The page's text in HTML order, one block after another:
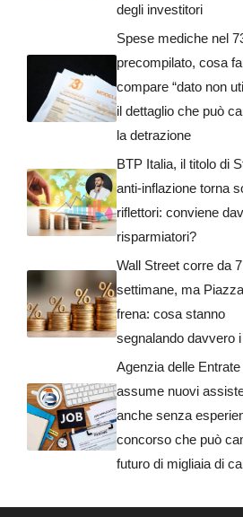
degli investitori
Spese mediche nel
precompilato, cosa
compare “dato non
il dettaglio che può
la detrazione
BTP Italia, il titolo di
anti-inflazione torna
riflettori: conviene
risparmiatori?
Wall Street corre da 7
settimane, ma
frena: cosa stanno
segnalando davvero
Agenzia delle Entrate
assume nuovi
anche senza
concorso che può
futuro di migliaia di